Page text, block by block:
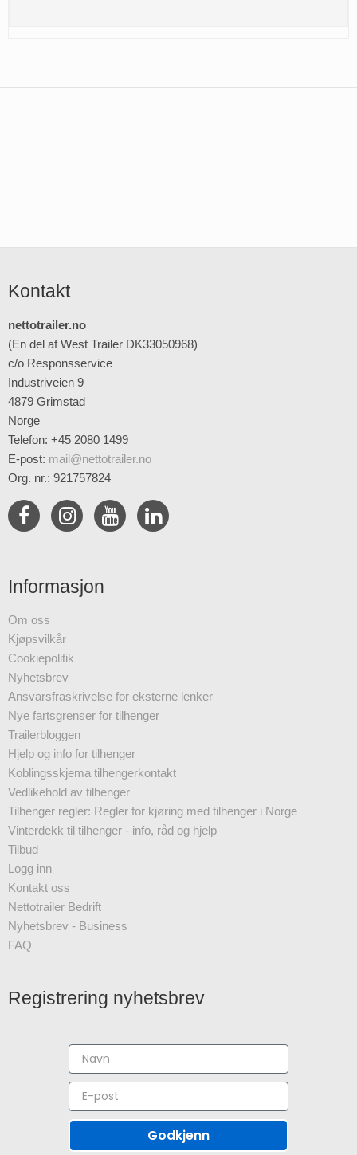
Kontakt
nettotrailer.no
(En del af West Trailer DK33050968)
c/o Responsservice
Industriveien 9
4879 Grimstad
Norge
Telefon: +45 2080 1499
E-post: mail@nettotrailer.no
Org. nr.: 921757824
Informasjon
Om oss
Kjøpsvilkår
Cookiepolitik
Nyhetsbrev
Ansvarsfraskrivelse for eksterne lenker
Nye fartsgrenser for tilhenger
Trailerbloggen
Hjelp og info for tilhenger
Koblingsskjema tilhengerkontakt
Vedlikehold av tilhenger
Tilhenger regler: Regler for kjøring med tilhenger i Norge
Vinterdekk til tilhenger - info, råd og hjelp
Tilbud
Logg inn
Kontakt oss
Nettotrailer Bedrift
Nyhetsbrev - Business
FAQ
Registrering nyhetsbrev
Godkjenn